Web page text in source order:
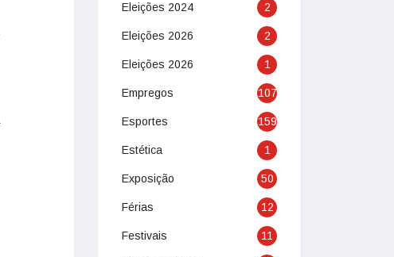
Eleições 2024 2
Eleições 2026 2
Eleições 2026 1
Empregos 107
Esportes 159
Estética 1
Exposição 50
Férias 12
Festivais 11